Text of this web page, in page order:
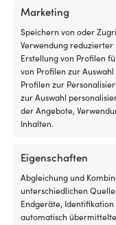
Marketing
Speichern von oder
Verwendung reduzierter
Erstellung von Profilen
von Profilen zur
Profilen zur
zur Auswahl
der Angebote,
Inhalten.
Eigenschaften
Abgleichung und
unterschiedlichen
Endgeräte,
automatisch
Bleibatterie (80 Ah) +
Batteriebox +
UVP909,99€
Preis
war:
MwSt. inkl.
VERFÜGBAR BEI
NACHBESTELLUNG
Die
Welt!